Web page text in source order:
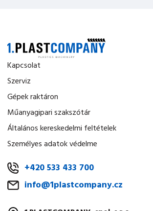
Kapcsolat
Szerviz
Gépek raktáron
Műanyagipari szakszótár
Általános kereskedelmi feltételek
Személyes adatok védelme
+420 533 433 700
info@1plastcompany.cz